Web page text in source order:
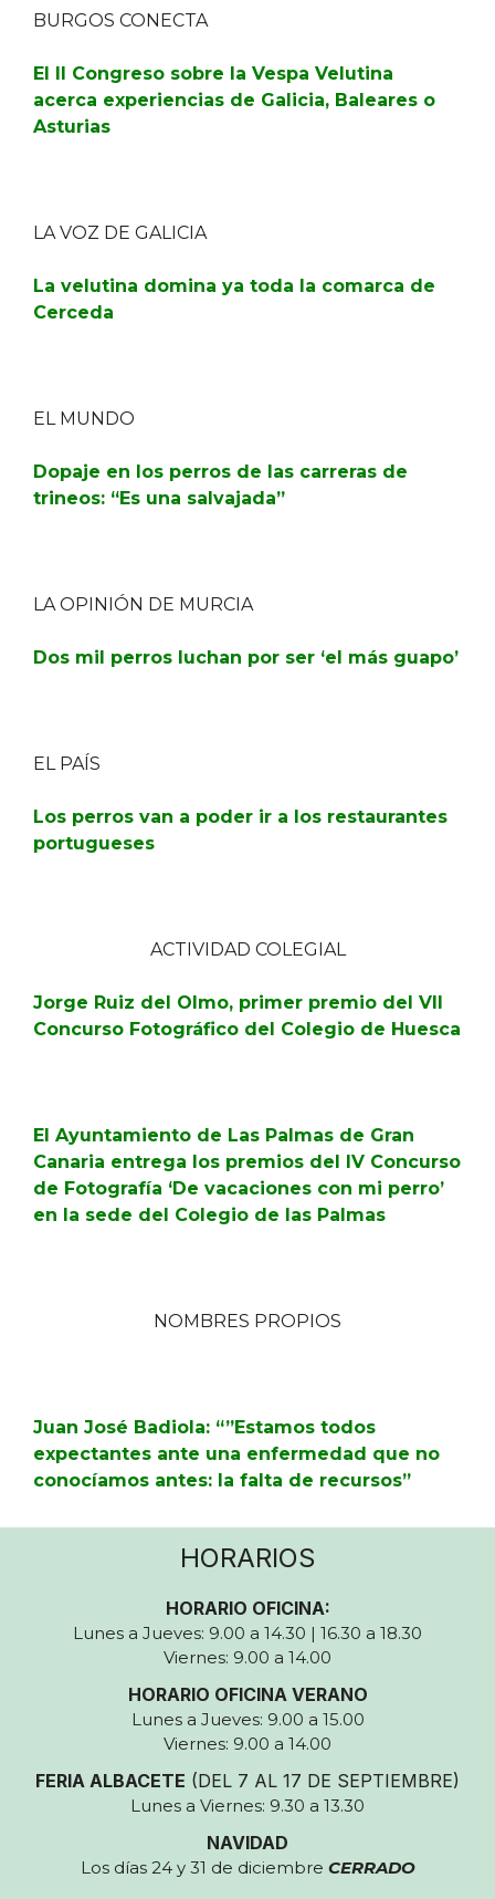
BURGOS CONECTA
El II Congreso sobre la Vespa Velutina
acerca experiencias de Galicia, Baleares o
Asturias
LA VOZ DE GALICIA
La velutina domina ya toda la comarca de
Cerceda
EL MUNDO
Dopaje en los perros de las carreras de
trineos: “Es una salvajada”
LA OPINIÓN DE MURCIA
Dos mil perros luchan por ser ‘el más guapo’
EL PAÍS
Los perros van a poder ir a los restaurantes
portugueses
ACTIVIDAD COLEGIAL
Jorge Ruiz del Olmo, primer premio del VII
Concurso Fotográfico del Colegio de Huesca
El Ayuntamiento de Las Palmas de Gran
Canaria entrega los premios del IV Concurso
de Fotografía ‘De vacaciones con mi perro’
en la sede del Colegio de las Palmas
NOMBRES PROPIOS
Juan José Badiola: “”Estamos todos
expectantes ante una enfermedad que no
conocíamos antes: la falta de recursos”
HORARIOS
HORARIO OFICINA:
Lunes a Jueves: 9.00 a 14.30 | 16.30 a 18.30
Viernes: 9.00 a 14.00
HORARIO OFICINA VERANO
Lunes a Jueves: 9.00 a 15.00
Viernes: 9.00 a 14.00
FERIA ALBACETE (DEL 7 AL 17 DE SEPTIEMBRE)
Lunes a Viernes: 9.30 a 13.30
NAVIDAD
Los días 24 y 31 de diciembre CERRADO